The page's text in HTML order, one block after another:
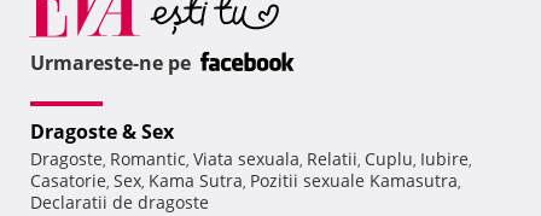
Urmareste-ne pe
Dragoste & Sex
Dragoste, Romantic, Viata sexuala, Relatii, Cuplu, Iubire,
Casatorie, Sex, Kama Sutra, Pozitii sexuale Kamasutra,
Declaratii de dragoste